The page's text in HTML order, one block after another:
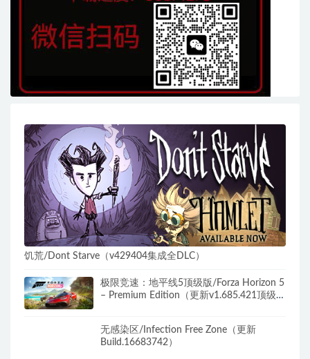
饥荒/Dont Starve（v429404集成全DLC）
极限竞速：地平线5顶级版/Forza Horizon 5
– Premium Edition（更新v1.685.421顶级
无感染区/Infection Free Zone（更新
Build.16683742）